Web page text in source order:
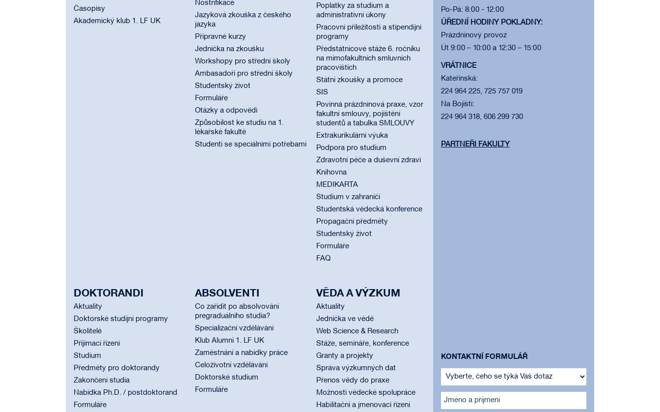
Časopisy
Akademický klub 1. LF UK
Nostrifikace
Jazyková zkouška z českého
jazyka
Přípravné kurzy
Jednička na zkoušku
Workshopy pro střední školy
Ambasadoři pro střední školy
Studentský život
Formuláře
Otázky a odpovědi
Způsobilost ke studiu na 1.
lékařské fakultě
Studenti se speciálními potřebami
Poplatky za studium a
administrativní úkony
Pracovní příležitosti a stipendijní
programy
Předstátnicové stáže 6. ročníku
na mimofakultních smluvních
pracovištích
Státní zkoušky a promoce
SIS
Povinná prázdninová praxe, vzor
fakultní smlouvy, pojištění
studentů a tabulka SMLOUVY
Extrakurikulární výuka
Podpora pro studium
Zdravotní péče a duševní zdraví
Knihovna
MEDIKARTA
Studium v zahraničí
Studentská vědecká konference
Propagační předměty
Studentský život
Formuláře
FAQ
DOKTORANDI
Aktuality
Doktorské studijní programy
Školitelé
Přijímací řízení
Studium
Předměty pro doktorandy
Zakončení studia
Nabídka Ph.D. / postdoktorand
Formuláře
ABSOLVENTI
Co zařídit po absolvování
pregraduálního studia?
Specializační vzdělávání
Klub Alumni 1. LF UK
Zaměstnání a nabídky práce
Celoživotní vzdělávání
Doktorské studium
Formuláře
VĚDA A VÝZKUM
Aktuality
Jednička ve vědě
Web Science & Research
Stáže, semináře, konference
Granty a projekty
Správa výzkumných dat
Přenos vědy do praxe
Možnosti vědecké spolupráce
Habilitační a jmenovací řízení
Po-Pá: 8:00 - 12:00
ÚŘEDNÍ HODINY POKLADNY:
Prázdninový provoz
Út 9:00 – 10:00 a 12:30 – 15:00
VRÁTNICE
Kateřinská:
224 964 225, 725 757 019
Na Bojišti:
224 964 318, 606 299 730
PARTNEŘI FAKULTY
KONTAKTNÍ FORMULÁŘ
Jméno a příjmení